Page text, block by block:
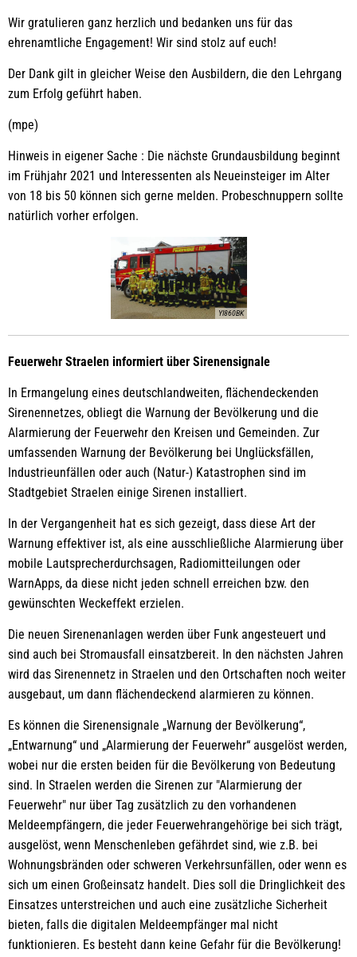
Wir gratulieren ganz herzlich und bedanken uns für das
ehrenamtliche Engagement! Wir sind stolz auf euch!
Der Dank gilt in gleicher Weise den Ausbildern, die den Lehrgang
zum Erfolg geführt haben.
(mpe)
Hinweis in eigener Sache : Die nächste Grundausbildung beginnt
im Frühjahr 2021 und Interessenten als Neueinsteiger im Alter
von 18 bis 50 können sich gerne melden. Probeschnuppern sollte
natürlich vorher erfolgen.
YI860BK
Feuerwehr Straelen informiert über Sirenensignale
In Ermangelung eines deutschlandweiten, flächendeckenden
Sirenennetzes, obliegt die Warnung der Bevölkerung und die
Alarmierung der Feuerwehr den Kreisen und Gemeinden. Zur
umfassenden Warnung der Bevölkerung bei Unglücksfällen,
Industrieunfällen oder auch (Natur-) Katastrophen sind im
Stadtgebiet Straelen einige Sirenen installiert.
In der Vergangenheit hat es sich gezeigt, dass diese Art der
Warnung effektiver ist, als eine ausschließliche Alarmierung über
mobile Lautsprecherdurchsagen, Radiomitteilungen oder
WarnApps, da diese nicht jeden schnell erreichen bzw. den
gewünschten Weckeffekt erzielen.
Die neuen Sirenenanlagen werden über Funk angesteuert und
sind auch bei Stromausfall einsatzbereit. In den nächsten Jahren
wird das Sirenennetz in Straelen und den Ortschaften noch weiter
ausgebaut, um dann flächendeckend alarmieren zu können.
Es können die Sirenensignale „Warnung der Bevölkerung“,
„Entwarnung“ und „Alarmierung der Feuerwehr“ ausgelöst werden,
wobei nur die ersten beiden für die Bevölkerung von Bedeutung
sind. In Straelen werden die Sirenen zur "Alarmierung der
Feuerwehr" nur über Tag zusätzlich zu den vorhandenen
Meldeempfängern, die jeder Feuerwehrangehörige bei sich trägt,
ausgelöst, wenn Menschenleben gefährdet sind, wie z.B. bei
Wohnungsbränden oder schweren Verkehrsunfällen, oder wenn es
sich um einen Großeinsatz handelt. Dies soll die Dringlichkeit des
Einsatzes unterstreichen und auch eine zusätzliche Sicherheit
bieten, falls die digitalen Meldeempfänger mal nicht
funktionieren. Es besteht dann keine Gefahr für die Bevölkerung!